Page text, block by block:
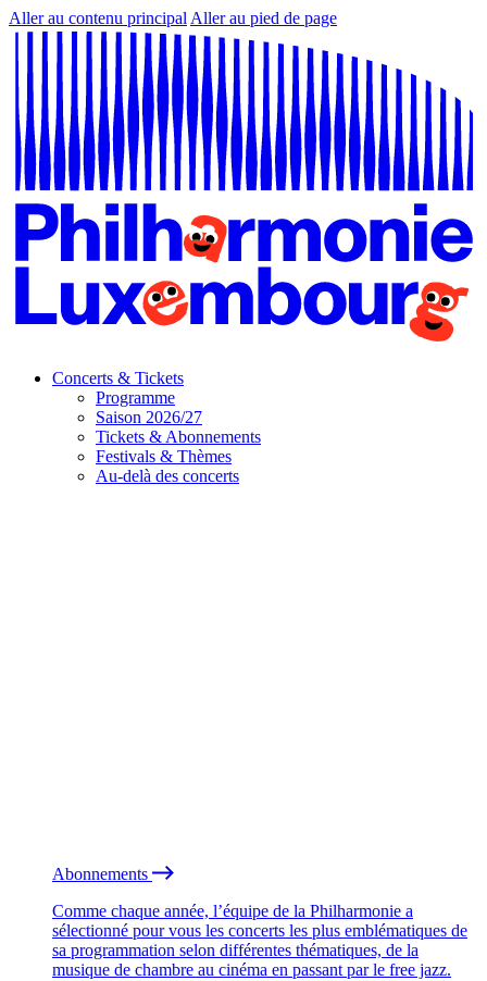
Aller au contenu principal Aller au pied de page
Concerts & Tickets
Programme
Saison 2026/27
Tickets & Abonnements
Festivals & Thèmes
Au-delà des concerts
Abonnements
Comme chaque année, l’équipe de la Philharmonie a
sélectionné pour vous les concerts les plus emblématiques de
sa programmation selon différentes thématiques, de la
musique de chambre au cinéma en passant par le free jazz.